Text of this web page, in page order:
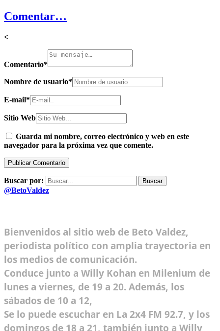
Comentar…
<
Comentario*
Nombre de usuario*
E-mail*
Sitio Web
Guarda mi nombre, correo electrónico y web en este
navegador para la próxima vez que comente.
Buscar por:
@BetoValdez
Bienvenidos al sitio web de Beto Valdez,
periodista político con amplia trayectoria en
los medios de comunicación.
Conduce junto a Willy Kohan en Milenium de
lunes a viernes, de 19 a 20. Además, los
sábados de 10 a 12,
Se lo puede escuchar en La 2x4 FM 92.7, y los
domingos de 18 a 21, también junto a Willy